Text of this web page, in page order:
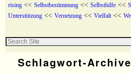
rising << Selbstbestimmung << Selbsthilfe <<
Unterstützung << Vernetzung << Vielfalt<<
Schlagwort-